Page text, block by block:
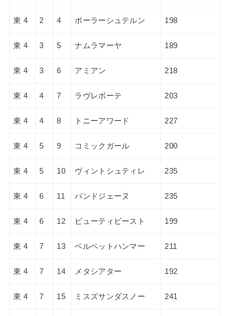
東 4 2 4 ポーラーシュテルン 198
東 4 3 5 ナムラマーヤ 189
東 4 3 6 アミアン 218
東 4 4 7 ラヴレボーテ 203
東 4 4 8 トニーアワード 227
東 4 5 9 コミックガール 200
東 4 5 10 ヴィントシュティレ 235
東 4 6 11 パンドジェーヌ 235
東 4 6 12 ビューティビースト 199
東 4 7 13 ベルベットハンマー 211
東 4 7 14 メタシアター 192
東 4 7 15 ミスズサンダスノー 241